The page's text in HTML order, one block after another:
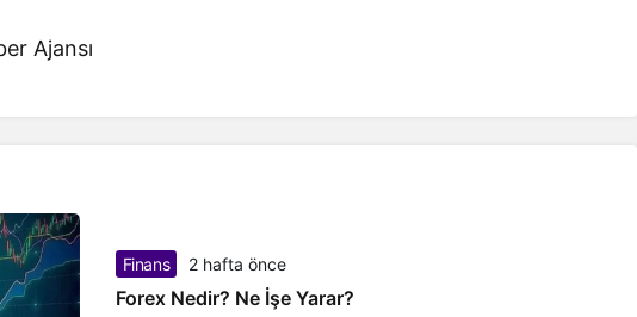
Ajansı
Finans 2 hafta önce
Forex Nedir? Ne İşe Yarar?